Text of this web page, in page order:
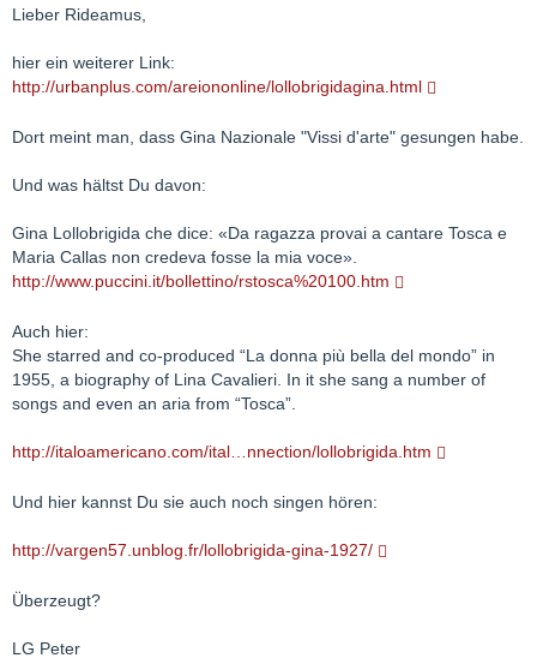
Lieber Rideamus,
hier ein weiterer Link:
http://urbanplus.com/areiononline/lollobrigidagina.html
Dort meint man, dass Gina Nazionale "Vissi d'arte" gesungen habe.
Und was hältst Du davon:
Gina Lollobrigida che dice: «Da ragazza provai a cantare Tosca e
Maria Callas non credeva fosse la mia voce».
http://www.puccini.it/bollettino/rstosca%20100.htm
Auch hier:
She starred and co-produced “La donna più bella del mondo” in
1955, a biography of Lina Cavalieri. In it she sang a number of
songs and even an aria from “Tosca”.
http://italoamericano.com/ital…nnection/lollobrigida.htm
Und hier kannst Du sie auch noch singen hören:
http://vargen57.unblog.fr/lollobrigida-gina-1927/
Überzeugt?
LG Peter